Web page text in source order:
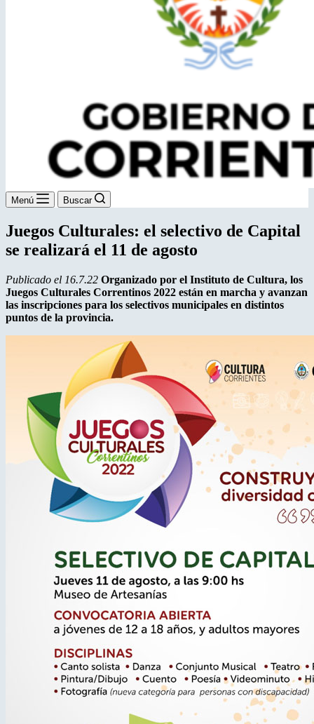
Menú Buscar
Juegos Culturales: el selectivo de Capital
se realizará el 11 de agosto
Publicado el 16.7.22 Organizado por el Instituto de Cultura, los
Juegos Culturales Correntinos 2022 están en marcha y avanzan
las inscripciones para los selectivos municipales en distintos
puntos de la provincia.